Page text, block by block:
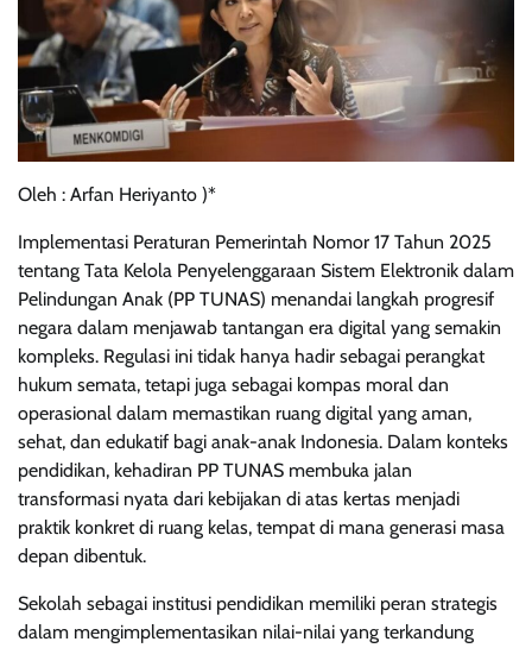
Oleh : Arfan Heriyanto )*
Implementasi Peraturan Pemerintah Nomor 17 Tahun 2025
tentang Tata Kelola Penyelenggaraan Sistem Elektronik dalam
Pelindungan Anak (PP TUNAS) menandai langkah progresif
negara dalam menjawab tantangan era digital yang semakin
kompleks. Regulasi ini tidak hanya hadir sebagai perangkat
hukum semata, tetapi juga sebagai kompas moral dan
operasional dalam memastikan ruang digital yang aman,
sehat, dan edukatif bagi anak-anak Indonesia. Dalam konteks
pendidikan, kehadiran PP TUNAS membuka jalan
transformasi nyata dari kebijakan di atas kertas menjadi
praktik konkret di ruang kelas, tempat di mana generasi masa
depan dibentuk.
Sekolah sebagai institusi pendidikan memiliki peran strategis
dalam mengimplementasikan nilai-nilai yang terkandung